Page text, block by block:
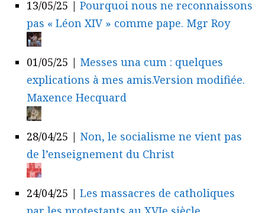
13/05/25 | Pourquoi nous ne reconnaissons
pas « Léon XIV » comme pape. Mgr Roy
01/05/25 | Messes una cum : quelques
explications à mes amis.Version modifiée.
Maxence Hecquard
28/04/25 | Non, le socialisme ne vient pas
de l’enseignement du Christ
24/04/25 | Les massacres de catholiques